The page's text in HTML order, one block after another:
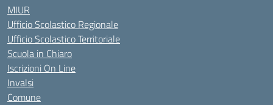
MIUR
Ufficio Scolastico Regionale
Ufficio Scolastico Territoriale
Scuola in Chiaro
Iscrizioni On Line
Invalsi
Comune